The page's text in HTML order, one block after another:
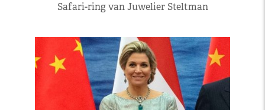
Safari-ring van Juwelier Steltman